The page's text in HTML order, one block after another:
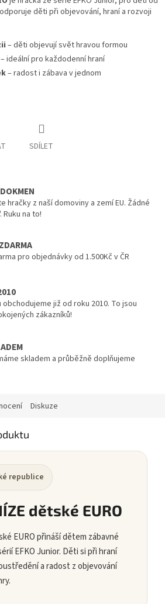
děti při objevování, hraní a rozvoji
– děti objevují svět hravou formou
– ideální pro každodenní hraní
– radost i zábava v jednom
SDÍLET
hračky z naší domoviny a zemí EU. Žádné
na to!
pro objednávky od 1.500Kč v ČR
obchodujeme již od roku 2010. To jsou
zákazníků!
skladem a průběžně doplňujeme
Diskuze
republice
dětské EURO
EURO přináší dětem zábavné
EFKO Junior. Děti si při hraní
a radost z objevování